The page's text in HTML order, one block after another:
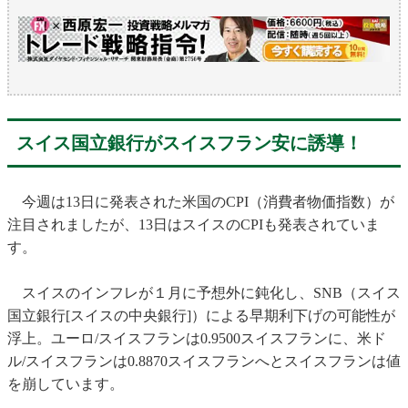
スイス国立銀行がスイスフラン安に誘導！
今週は13日に発表された米国のCPI（消費者物価指数）が
注目されましたが、13日はスイスのCPIも発表されていま
す。
スイスのインフレが１月に予想外に鈍化し、SNB（スイス
国立銀行[スイスの中央銀行]）による早期利下げの可能性が
浮上。ユーロ/スイスフランは0.9500スイスフランに、米ド
ル/スイスフランは0.8870スイスフランへとスイスフランは値
を崩しています。